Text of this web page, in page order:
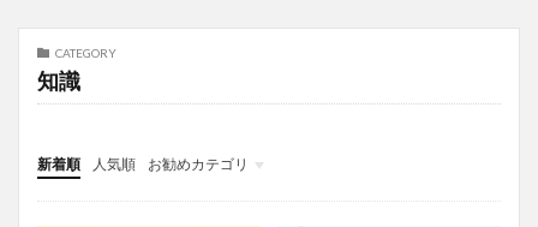
CATEGORY
知識
新着順 人気順
お勧めカテゴリ
投稿
学び
マンガ
電子書籍